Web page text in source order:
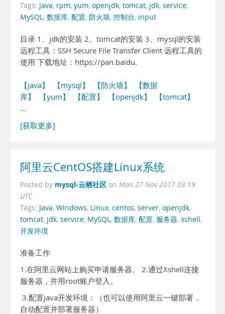
Tags: Java, rpm, yum, openjdk, tomcat, jdk, service,
MySQL, 数据库, 配置, 防火墙, 控制台, input
目录 1、jdk的安装 2、tomcat的安装 3、mysql的安装
远程工具：SSH Secure File Transfer Client 远程工具的
使用 下载地址：https://pan.baidu.
【java】 【mysql】 【防火墙】
【数据
库】
【yum】 【配置】 【openjdk】
【tomcat】
…
[获取更多]
阿里云CentOS搭建Linux系统
Posted by mysql-云栖社区 on Mon 27 Nov 2017 03:19
UTC
Tags: Java, Windows, Linux, centos, server, openjdk,
tomcat, jdk, service, MySQL, 数据库, 配置, 服务器, xshell,
开发环境
准备工作
1.在阿里云网站上购买申请服务器。 2.通过Xshell连接
服务器，并用root账户登入。
3.配置java开发环境：（也可以使用阿里云一键部署，
自动配置并部署服务器）